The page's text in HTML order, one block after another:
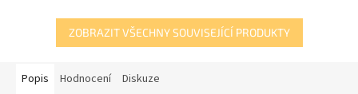
ZOBRAZIT VŠECHNY SOUVISEJÍCÍ PRODUKTY
Popis Hodnocení Diskuze